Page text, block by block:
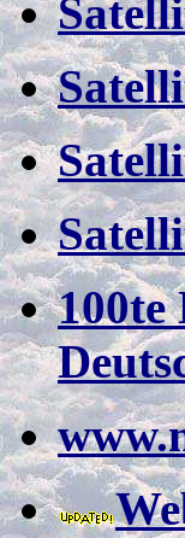
100te